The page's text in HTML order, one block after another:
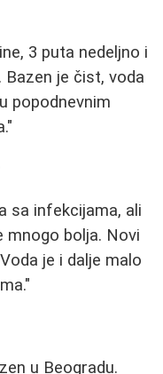
3 puta nedeljno i
Bazen je čist, voda
popodnevnim
sa infekcijama, ali
mnogo bolja. Novi
je i dalje malo
u Beogradu.